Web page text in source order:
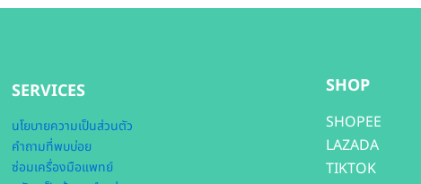
SERVICES
นโยบายความเป็นส่วนตัว
คำถามที่พบบ่อย
ซ่อมเครื่องมือแพทย์
SHOP
SHOPEE
LAZADA
TIKTOK